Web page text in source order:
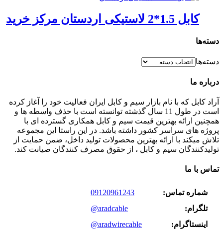
کابل 1.5*2 لاستیکی اردستان مرکز خرید
دسته‌ها
دسته‌ها
درباره ما
آراد کابل که با نام بازار سیم و کابل ایران فعالیت خود را آغاز کرده
است در طول 11 سال گذشته توانسته است با حذف واسطه ها و
همچنین ارائه بهترین قیمت سیم و کابل همکاری گسترده ای با
پروژه های سراسر کشور داشته باشد. در این راستا این مجموعه
تلاش میکند با ارائه بهترین محصولات تولید داخل، ضمن حمایت از
تولیدکنندگان سیم و کابل ، از حقوق مصرف کنندگان صیانت کند.
تماس با ما
شماره تماس:
09120961243
تلگرام:
@aradcable
اینستاگرام:
@aradwirecable